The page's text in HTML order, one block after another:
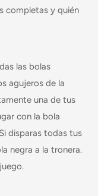
completas y quién
las bolas
agujeros de la
una de tus
con la bola
disparas todas tus
negra a la tronera.